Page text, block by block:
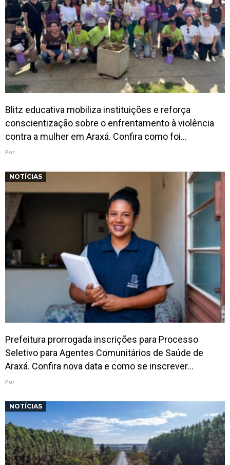
Blitz educativa mobiliza instituições e reforça
conscientização sobre o enfrentamento à violência
contra a mulher em Araxá. Confira como foi…
Por
NOTÍCIAS
Prefeitura prorrogada inscrições para Processo
Seletivo para Agentes Comunitários de Saúde de
Araxá. Confira nova data e como se inscrever…
Por
NOTÍCIAS